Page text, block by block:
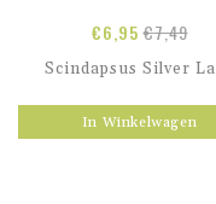
€7,49
€6,95
Scindapsus Silver
In Winkelwagen